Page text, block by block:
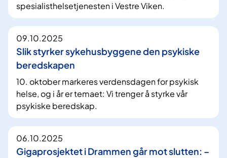
spesialisthelsetjenesten i Vestre Viken.
09.10.2025
Slik styrker sykehusbyggene den psykiske
beredskapen
10. oktober markeres verdensdagen for psykisk
helse, og i år er temaet: Vi trenger å styrke vår
psykiske beredskap.
06.10.2025
Gigaprosjektet i Drammen går mot slutten: –